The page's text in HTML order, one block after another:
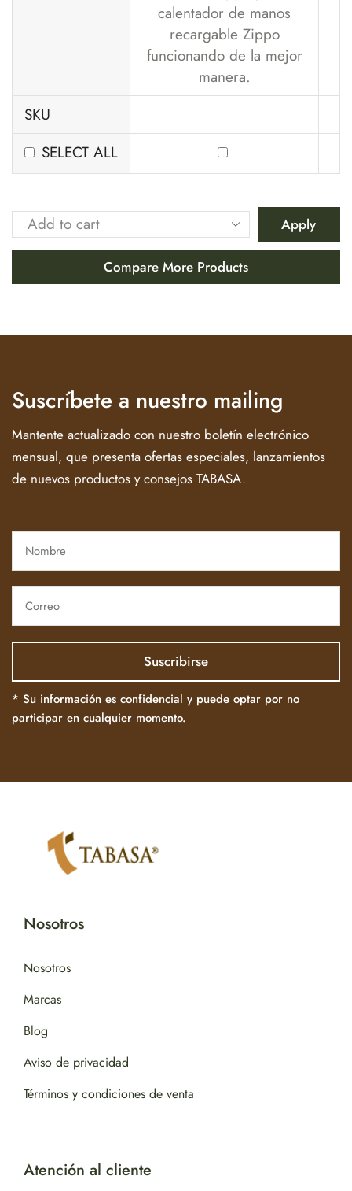
calentador de manos
recargable Zippo
funcionando de la mejor
manera.
SKU
SELECT ALL
Apply
Compare More Products
Suscríbete a nuestro mailing
Mantente actualizado con nuestro boletín electrónico
mensual, que presenta ofertas especiales, lanzamientos
de nuevos productos y consejos TABASA.
* Su información es confidencial y puede optar por no
participar en cualquier momento.
Nosotros
Nosotros
Marcas
Blog
Aviso de privacidad
Términos y condiciones de venta
Atención al cliente